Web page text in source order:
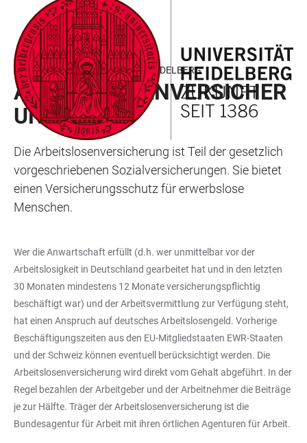
LINKS
ZUR
BARRIEREFREIHEIT
ZUM
HAUPTINHALT
HAUPTNAVIGATION
ÖFFNEN
WEBSEITENSUCHE
ÖFFNEN
ARBEITEN UND FORSCHEN IN HEIDELBERG
ARBEITSLOSENVERSICHER
UNG
Die Arbeitslosenversicherung ist Teil der gesetzlich
vorgeschriebenen Sozialversicherungen. Sie bietet
einen Versicherungsschutz für erwerbslose
Menschen.
Wer die Anwartschaft erfüllt (d.h. wer unmittelbar vor der
Arbeitslosigkeit in Deutschland gearbeitet hat und in den letzten
30 Monaten mindestens 12 Monate versicherungspflichtig
beschäftigt war) und der Arbeitsvermittlung zur Verfügung steht,
hat einen Anspruch auf deutsches Arbeitslosengeld. Vorherige
Beschäftigungszeiten aus den EU-Mitgliedstaaten EWR-Staaten
und der Schweiz können eventuell berücksichtigt werden. Die
Arbeitslosenversicherung wird direkt vom Gehalt abgeführt. In der
Regel bezahlen der Arbeitgeber und der Arbeitnehmer die Beiträge
je zur Hälfte. Träger der Arbeitslosenversicherung ist die
Bundesagentur für Arbeit mit ihren örtlichen Agenturen für Arbeit.